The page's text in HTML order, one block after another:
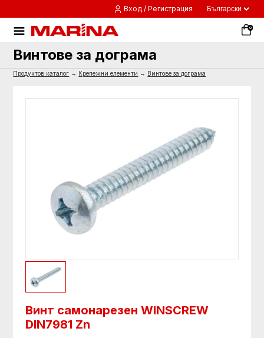
Вход / Регистрация
0
Винтове за дограма
Продуктов каталог → Крепежни елементи → Винтове за дограма
Винт самонарезен WINSCREW
DIN7981 Zn